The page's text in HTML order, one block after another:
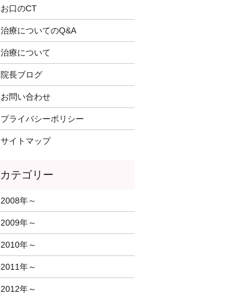
お口のCT
治療についてのQ&A
治療について
院長ブログ
お問い合わせ
プライバシーポリシー
サイトマップ
2008年～
2009年～
2010年～
2011年～
2012年～